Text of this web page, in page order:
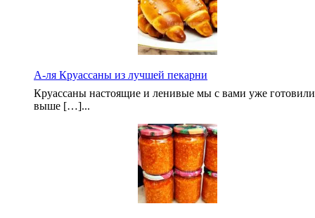
А-ля Круассаны из лучшей пекарни
Круассаны настоящие и ленивые мы с вами уже
выше […]...